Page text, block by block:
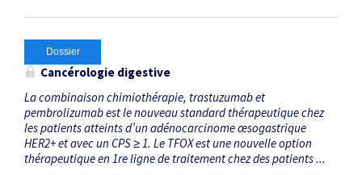
Dossier
Cancérologie digestive
La combinaison chimiothérapie, trastuzumab et
pembrolizumab est le nouveau standard thérapeutique chez
les patients atteints d’un adénocarcinome œsogastrique
HER2+ et avec un CPS ≥ 1. Le TFOX est une nouvelle option
thérapeutique en 1re ligne de traitement chez des patients ...